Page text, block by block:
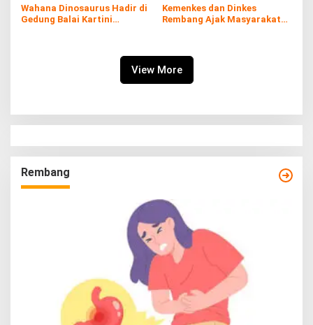
Wahana Dinosaurus Hadir di
Gedung Balai Kartini
Kemenkes dan Dinkes
Rembang Ajak Masyarakat
View More
Rembang